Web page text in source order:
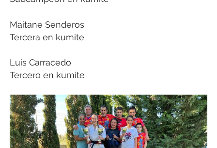
Maitane Senderos
Tercera en kumite
Luis Carracedo
Tercero en kumite